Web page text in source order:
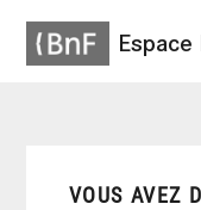
Espace
VOUS AVEZ